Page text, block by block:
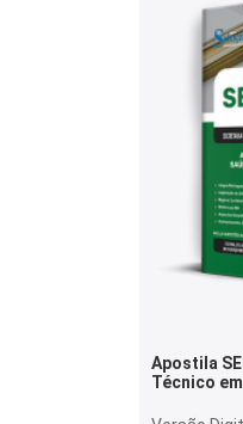
Apostila
Técnico